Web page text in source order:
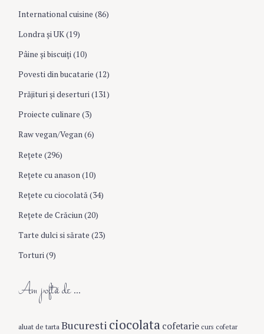
International cuisine (86)
Londra şi UK(19)
Pâine şi biscuiţi(10)
Povesti din bucatarie (12)
Prăjituri şi deserturi(131)
Proiecte culinare (3)
Raw vegan/Vegan(6)
Rețete (296)
Reţete cu anason(10)
Reţete cu ciocolată(34)
Reţete de Crăciun(20)
Tarte dulci si sărate (23)
Torturi(9)
Am poftă de …
aluat de tartaBucuresti ciocolata cofetarie curs cofetar